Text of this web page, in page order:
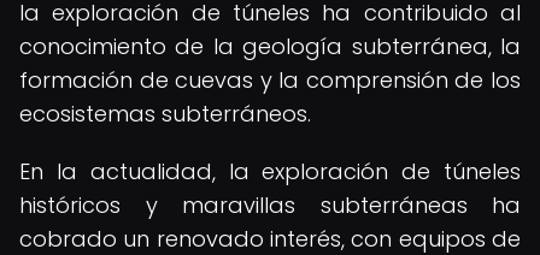
la exploración de túneles ha contribuido al
conocimiento de la geología subterránea, la
formación de cuevas y la comprensión de los
ecosistemas subterráneos.
En la actualidad, la exploración de túneles
históricos y maravillas subterráneas ha
cobrado un renovado interés, con equipos de